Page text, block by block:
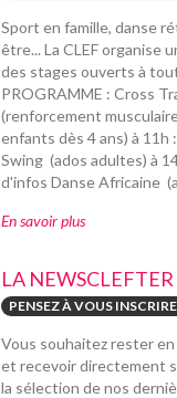
Sport en famille, danse
être... La CLEF organise
des stages ouverts à
PROGRAMME : Cross
(renforcement
enfants dès 4 ans) à 11h
Swing (ados adultes) à
d'infos Danse Africaine
En savoir plus
LA
PENSEZ À VOUS
Vous souhaitez rester
et recevoir directement
la sélection de nos